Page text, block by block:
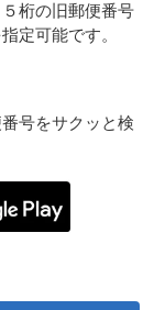
桁の旧郵便番号
定可能です。
号をサクッと検